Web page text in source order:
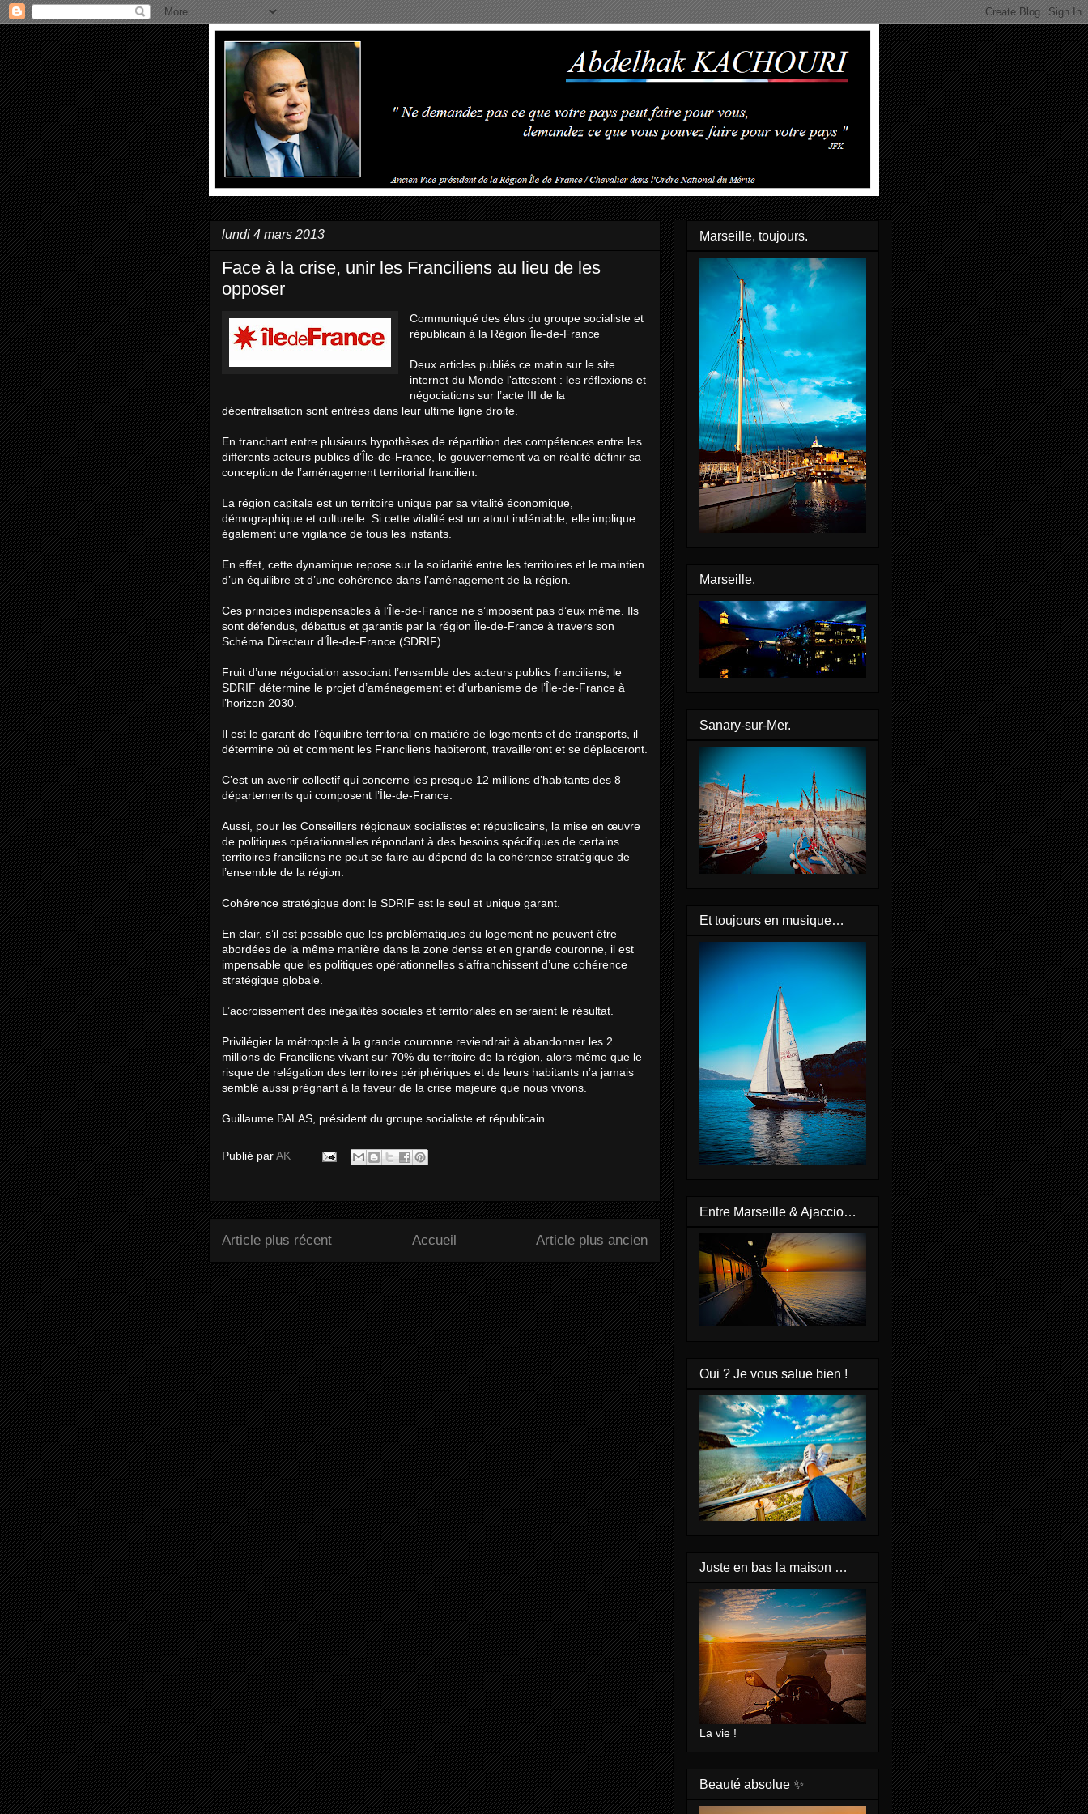
lundi 4 mars 2013
Face à la crise, unir les Franciliens au lieu de les
opposer
Communiqué des élus du groupe socialiste et
républicain à la Région Île-de-France
Deux articles publiés ce matin sur le site
internet du Monde l'attestent : les réflexions et
négociations sur l’acte III de la
décentralisation sont entrées dans leur ultime ligne droite.
En tranchant entre plusieurs hypothèses de répartition des compétences entre les
différents acteurs publics d’Île-de-France, le gouvernement va en réalité définir sa
conception de l’aménagement territorial francilien.
La région capitale est un territoire unique par sa vitalité économique,
démographique et culturelle. Si cette vitalité est un atout indéniable, elle implique
également une vigilance de tous les instants.
En effet, cette dynamique repose sur la solidarité entre les territoires et le maintien
d’un équilibre et d’une cohérence dans l’aménagement de la région.
Ces principes indispensables à l’Île-de-France ne s’imposent pas d’eux même. Ils
sont défendus, débattus et garantis par la région Île-de-France à travers son
Schéma Directeur d’Île-de-France (SDRIF).
Fruit d’une négociation associant l’ensemble des acteurs publics franciliens, le
SDRIF détermine le projet d’aménagement et d’urbanisme de l’Île-de-France à
l’horizon 2030.
Il est le garant de l’équilibre territorial en matière de logements et de transports, il
détermine où et comment les Franciliens habiteront, travailleront et se déplaceront.
C’est un avenir collectif qui concerne les presque 12 millions d’habitants des 8
départements qui composent l’Île-de-France.
Aussi, pour les Conseillers régionaux socialistes et républicains, la mise en œuvre
de politiques opérationnelles répondant à des besoins spécifiques de certains
territoires franciliens ne peut se faire au dépend de la cohérence stratégique de
l’ensemble de la région.
Cohérence stratégique dont le SDRIF est le seul et unique garant.
En clair, s’il est possible que les problématiques du logement ne peuvent être
abordées de la même manière dans la zone dense et en grande couronne, il est
impensable que les politiques opérationnelles s’affranchissent d’une cohérence
stratégique globale.
L’accroissement des inégalités sociales et territoriales en seraient le résultat.
Privilégier la métropole à la grande couronne reviendrait à abandonner les 2
millions de Franciliens vivant sur 70% du territoire de la région, alors même que le
risque de relégation des territoires périphériques et de leurs habitants n’a jamais
semblé aussi prégnant à la faveur de la crise majeure que nous vivons.
Guillaume BALAS, président du groupe socialiste et républicain
Publié parAK
Article plus récent Article plus ancien
Accueil
Marseille, toujours.
Marseille.
Sanary-sur-Mer.
Et toujours en musique…
Entre Marseille & Ajaccio…
Oui ? Je vous salue bien !
Juste en bas la maison …
La vie !
Beauté absolue ✨